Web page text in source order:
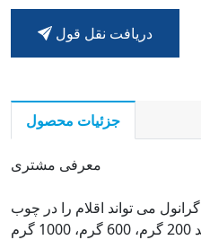
دریافت نقل قول
جزئیات محصول
معرفی مشتری
می تواند اقلام را در چوب
یا ساشه با وزن های مختلف مانند 200 گرم، 600 گرم، 1000 گرم